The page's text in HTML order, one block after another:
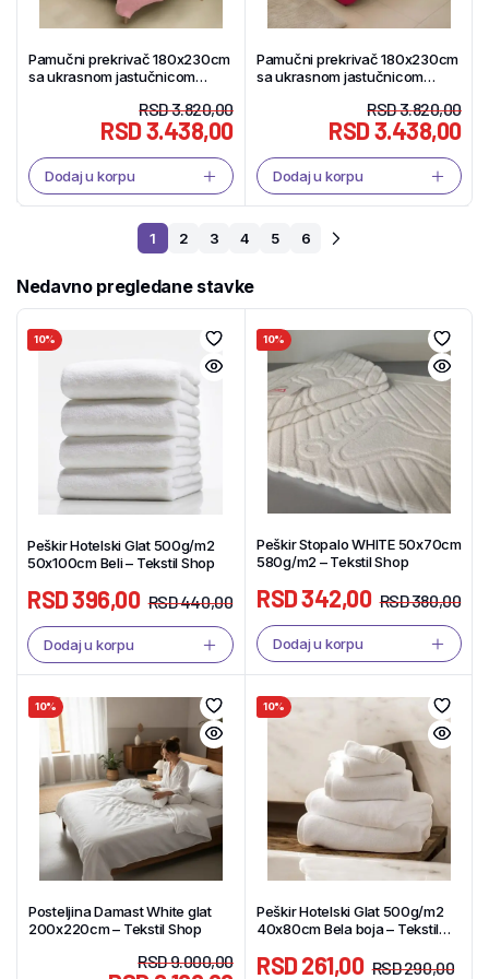
Pamučni prekrivač 180x230cm
sa ukrasnom jastučnicom
RSD3.820,00
RSD3.438,00
Dodaj u korpu
Pamučni prekrivač 180x230cm
sa ukrasnom jastučnicom
RSD3.820,00
RSD3.438,00
Dodaj u korpu
1 2 3 4 5 6
Nedavno pregledane stavke
10%
Peškir Hotelski Glat 500g/m2
50x100cm Beli – Tekstil Shop
RSD440,00
RSD396,00
Dodaj u korpu
10%
Peškir Stopalo WHITE 50x70cm
580g/m2 – Tekstil Shop
RSD380,00
RSD342,00
Dodaj u korpu
10%
Posteljina Damast White glat
200x220cm – Tekstil Shop
RSD9.000,00
10%
Peškir Hotelski Glat 500g/m2
40x80cm Bela boja – Tekstil
RSD290,00
RSD261,00